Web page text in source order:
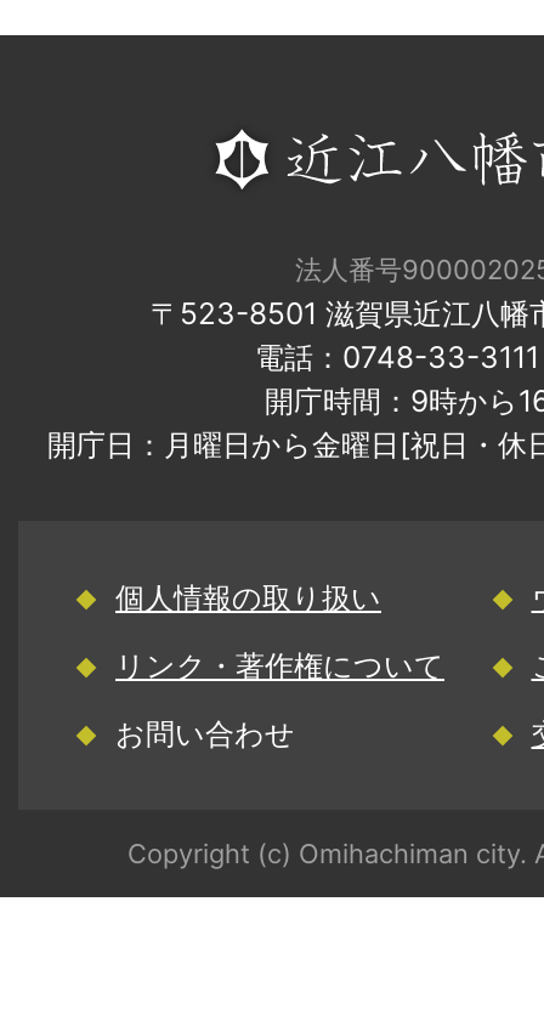
法人番号
〒523-8501 滋賀県近江八幡
電話：0748-33-
開庁時間：9時から
開庁日：月曜日から金曜日[祝日・
個人情報の取り扱い
リンク・著作権について
お問い合わせ
Copyright (c) Omihachiman city.